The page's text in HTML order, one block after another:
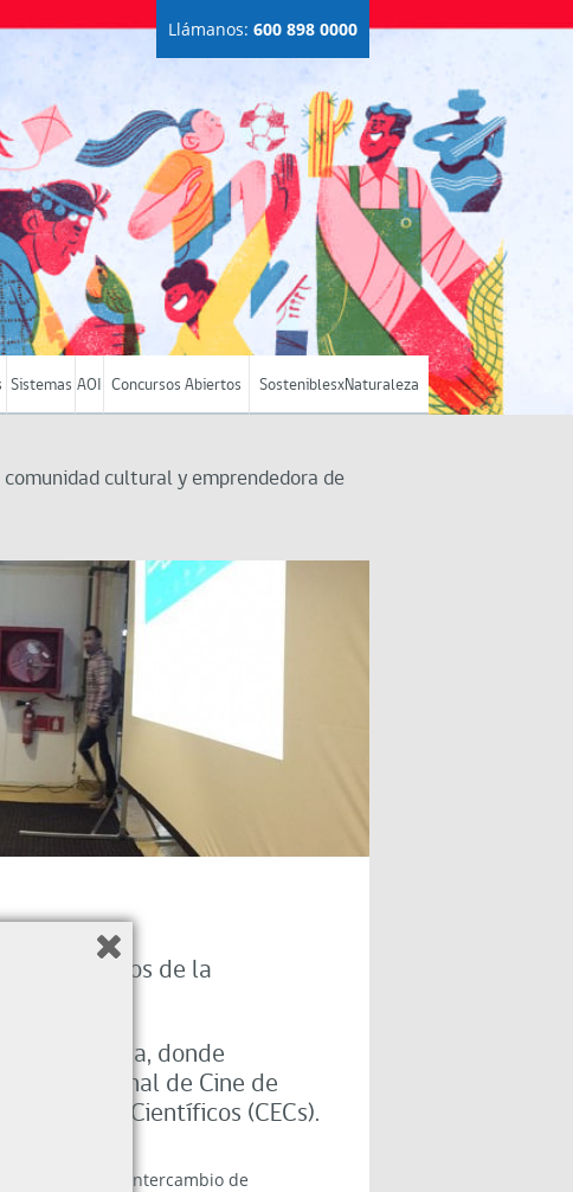
Sistemas AOI Concursos Abiertos SosteniblesxNaturaleza
Llámanos: 600 898 0000
cultural y emprendedora de
miembros de la
de Valdivia, donde
Internacional de Cine de
Estudios Científicos (CECs).
diálogo e intercambio de